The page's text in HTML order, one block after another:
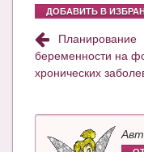
ДОБАВИТЬ В
Планирование
беременности на
хронических